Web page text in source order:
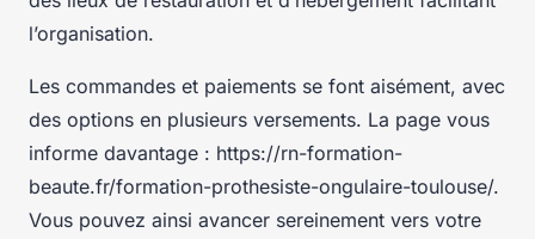
l’organisation.
Les commandes et paiements se font aisément, avec
des options en plusieurs versements. La page vous
informe davantage : https://rn-formation-
beaute.fr/formation-prothesiste-ongulaire-toulouse/.
Vous pouvez ainsi avancer sereinement vers votre